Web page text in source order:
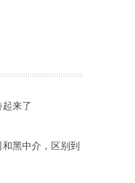
来了
黑中介，区别到